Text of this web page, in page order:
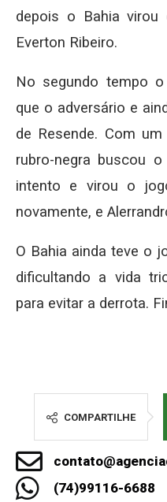
depois o Bahia
Everton Ribeiro.
No segundo tempo
que o adversário e
de Resende. Com
rubro-negra buscou
intento e virou o
novamente, e
O Bahia ainda teve o
dificultando a vida
para evitar a derrota.
COMPARTILHE
(74)99116-6688